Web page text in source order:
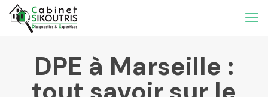
DPE à Marseille :